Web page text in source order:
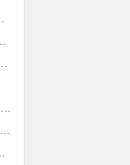
览会暨研讨会